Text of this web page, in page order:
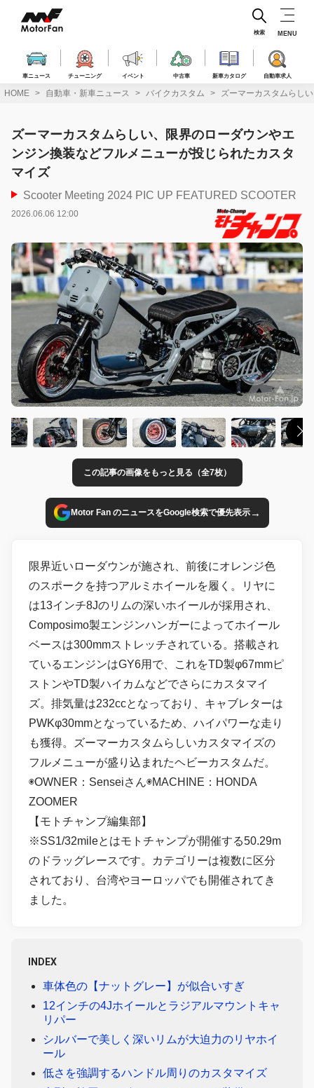
ス
車ニュース チューニング イベント 中古車 新車カタログ 自動車求人
検索 MENU
HOME 自動車・新車ニュース バイクカスタム ズーマーカスタムらし
ズーマーカスタムらしい、限界のローダウンやエ
ンジン換装などフルメニューが投じられたカスタ
マイズ
Scooter Meeting 2024 PIC UP FEATURED SCOOTER
2026.06.06 12:00
この記事の画像をもっと見る（全7枚）
Motor Fan のニュースをGoogle検索で優先表示→
限界近いローダウンが施され、前後にオレンジ色
のスポークを持つアルミホイールを履く。リヤに
は13インチ8Jのリムの深いホイールが採用され、
Composimo製エンジンハンガーによってホイール
ベースは300mmストレッチされている。搭載され
ているエンジンはGY6用で、これをTD製φ67mmピ
ストンやTD製ハイカムなどでさらにカスタマイ
ズ。排気量は232ccとなっており、キャブレターは
PWKφ30mmとなっているため、ハイパワーな走り
も獲得。ズーマーカスタムらしいカスタマイズの
フルメニューが盛り込まれたヘビーカスタムだ。
◉OWNER：Senseiさん◉MACHINE：HONDA
ZOOMER
【モトチャンプ編集部】
※SS1/32mileとはモトチャンプが開催する50.29m
のドラッグレースです。カテゴリーは複数に区分
されており、台湾やヨーロッパでも開催されてき
ました。
INDEX
車体色の【ナットグレー】が似合いすぎ
12インチの4Jホイールとラジアルマウントキャ
リパー
シルバーで美しく深いリムが大迫力のリヤホイ
ール
低さを強調するハンドル周りのカスタマイズ